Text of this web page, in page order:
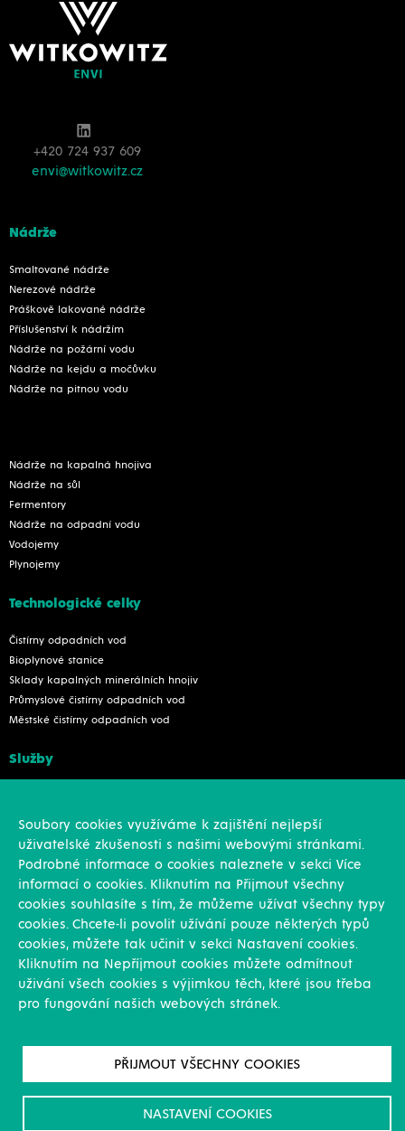
+420 724 937 609
envi@witkowitz.cz
Nádrže
Smaltované nádrže
Nerezové nádrže
Práškově lakované nádrže
Příslušenství k nádržím
Nádrže na požární vodu
Nádrže na kejdu a močůvku
Nádrže na pitnou vodu
Nádrže na kapalná hnojiva
Nádrže na sůl
Fermentory
Nádrže na odpadní vodu
Vodojemy
Plynojemy
Technologické celky
Čistírny odpadních vod
Bioplynové stanice
Sklady kapalných minerálních hnojiv
Průmyslové čistírny odpadních vod
Městské čistírny odpadních vod
Služby
Novinky
Reference
Kariéra
Soubory cookies využíváme k zajištění nejlepší
uživatelské zkušenosti s našimi webovými stránkami.
Podrobné informace o cookies naleznete v sekci Více
informací o cookies. Kliknutím na Přijmout všechny
cookies souhlasíte s tím, že můžeme užívat všechny typy
cookies. Chcete-li povolit užívání pouze některých typů
cookies, můžete tak učinit v sekci Nastavení cookies.
Kliknutím na Nepříjmout cookies můžete odmítnout
uživání všech cookies s výjimkou těch, které jsou třeba
pro fungování našich webových stránek.
PŘIJMOUT VŠECHNY COOKIES
NASTAVENÍ COOKIES